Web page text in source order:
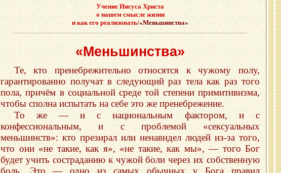
Учение Иисуса Христа
о нашем смысле жизни
и как его реализовать/«Меньшинства»
«Меньшинства»
Те, кто пренебрежительно относятся к чужому полу,
гарантированно получат в следующий раз тела как раз того
пола, причём в социальной среде той степени примитивизма,
чтобы сполна испытать на себе это же пренебрежение.
То же — и с национальным фактором, и с
конфессиональным, и с проблемой «сексуальных
меньшинств»: кто презирал или ненавидел людей из-за того,
что они «не такие, как я», «не такие, как мы», — того Бог
будет учить состраданию к чужой боли через их собственную